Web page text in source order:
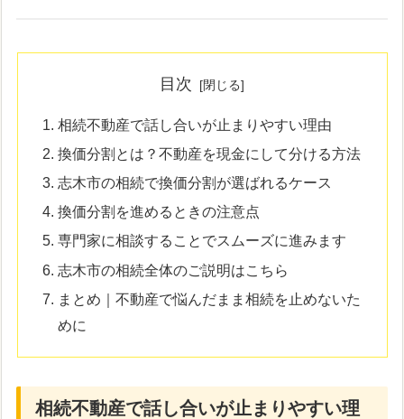
目次
相続不動産で話し合いが止まりやすい理由
換価分割とは？不動産を現金にして分ける方法
志木市の相続で換価分割が選ばれるケース
換価分割を進めるときの注意点
専門家に相談することでスムーズに進みます
志木市の相続全体のご説明はこちら
まとめ｜不動産で悩んだまま相続を止めないた
めに
相続不動産で話し合いが止まりやすい理